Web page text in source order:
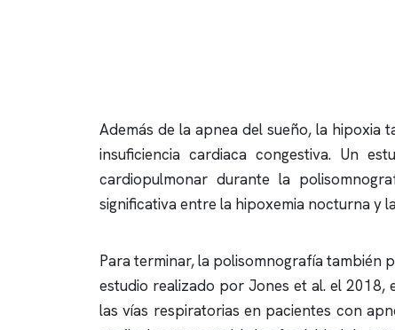
Además de laapnea del sueño, la hipoxia
insuficiencia cardiaca congestiva. Un
cardiopulmonar durante la
significativa entre la hipoxemia nocturna y
Para terminar, la polisomnografíatambién
estudio realizado por Jones et al. el 2018,
las vías respiratorias en pacientes con